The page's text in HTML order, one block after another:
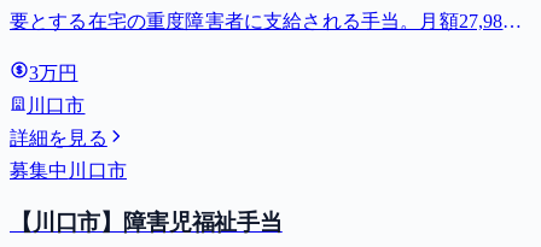
要とする在宅の重度障害者に支給される手当。月額27,980
3万円
川口市
詳細を見る
募集中 川口市
【川口市】障害児福祉手当